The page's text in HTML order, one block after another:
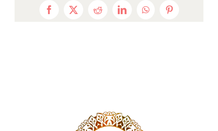
Facebook
X RedditLinkedInWhatsAppPinterest